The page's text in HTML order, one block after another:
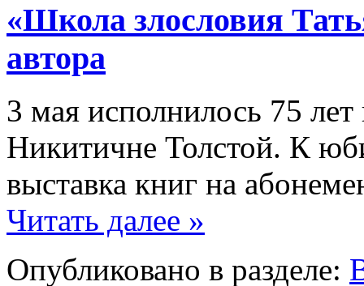
«Школа злословия
автора
3 мая исполнилось 75 лет
Никитичне Толстой. К
выставка книг на
Читать далее »
Опубликовано в разделе: